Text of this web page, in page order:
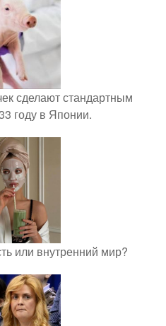
сделают стандартным
году в Японии.
или внутренний мир?